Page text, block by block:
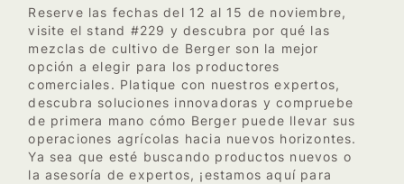
Reserve las fechas del 12 al 15 de noviembre,
visite el stand #229 y descubra por qué las
mezclas de cultivo de Berger son la mejor
opción a elegir para los productores
comerciales. Platique con nuestros expertos,
descubra soluciones innovadoras y compruebe
de primera mano cómo Berger puede llevar sus
operaciones agrícolas hacia nuevos horizontes.
Ya sea que esté buscando productos nuevos o
la asesoría de expertos, ¡estamos aquí para